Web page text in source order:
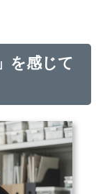
を感じて